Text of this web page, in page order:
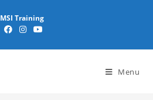
MSI Training
Menu